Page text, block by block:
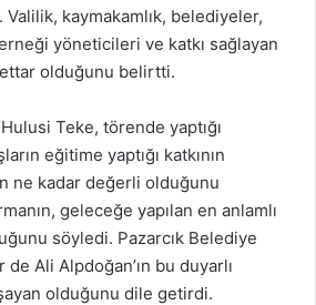
kaymakamlık, belediyeler,
yöneticileri ve katkı sağlayan
olduğunu belirtti.
Teke, törende yaptığı
eğitime yaptığı katkının
ne kadar değerli olduğunu
geleceğe yapılan en anlamlı
söyledi. Pazarcık Belediye
de Ali Alpdoğan’ın bu duyarlı
olduğunu dile getirdi.